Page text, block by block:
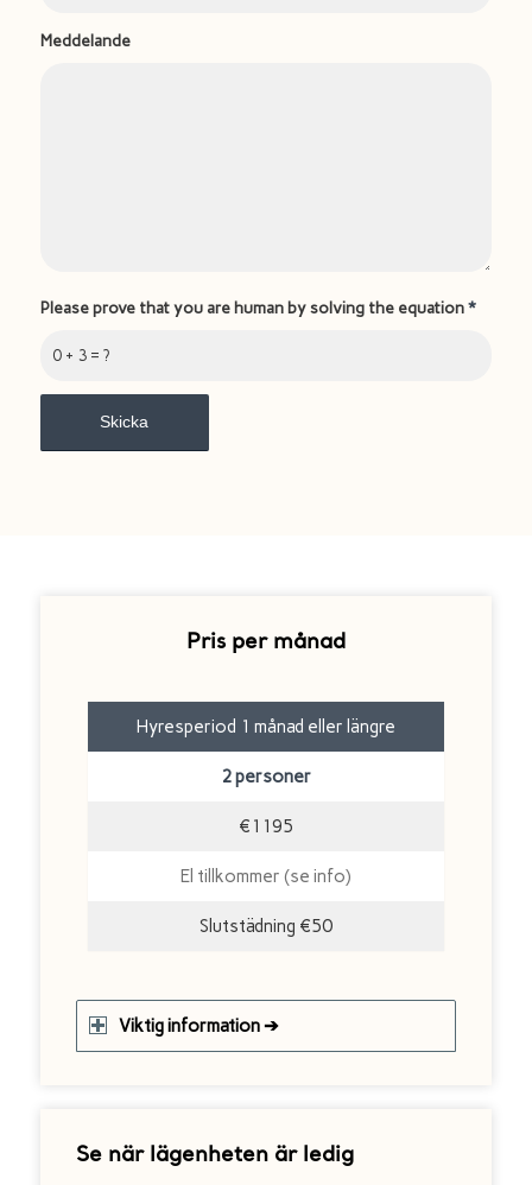
Meddelande
0 + 3 = ?
Please prove that you are human by solving the equation*
Pris per månad
Hyresperiod 1 månad eller längre
2 personer
€1195
El tillkommer (se info)
Slutstädning €50
Viktig information ➔
Se när lägenheten är ledig